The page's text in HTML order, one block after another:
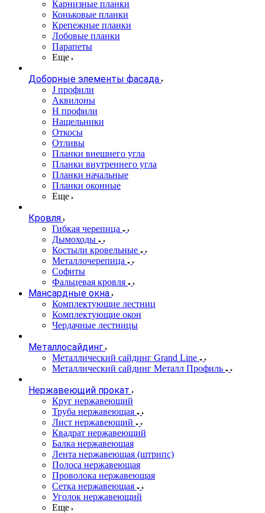
Карнизные планки
Коньковые планки
Крепежные планки
Лобовые планки
Парапеты
Еще
Доборные элементы фасада
J профили
Аквилоны
Н профили
Нащельники
Откосы
Отливы
Планки внешнего угла
Планки внутреннего угла
Планки начальные
Планки оконные
Еще
Кровля
Гибкая черепица
Дымоходы
Костыли кровельные
Металлочерепица
Софиты
Фальцевая кровля
Мансардные окна
Комплектующие лестниц
Комплектующие окон
Чердачные лестницы
Металлосайдинг
Металлический сайдинг Grand Line
Металлический сайдинг Металл Профиль
Нержавеющий прокат
Круг нержавеющий
Труба нержавеющая
Лист нержавеющий
Квадрат нержавеющий
Балка нержавеющая
Лента нержавеющая (штрипс)
Полоса нержавеющая
Проволока нержавеющая
Сетка нержавеющая
Уголок нержавеющий
Еще